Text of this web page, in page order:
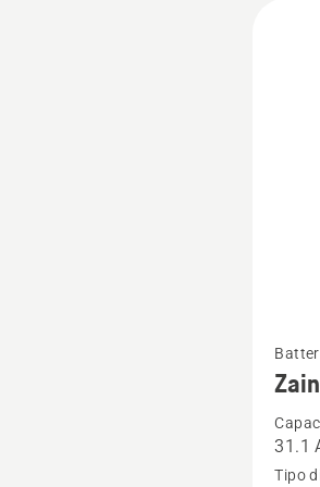
dettagli
su
31.1
Tipo